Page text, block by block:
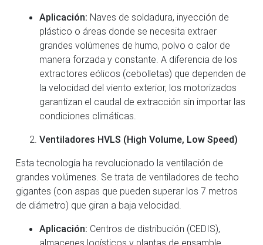
Aplicación: Naves de soldadura, inyección de
plástico o áreas donde se necesita extraer
grandes volúmenes de humo, polvo o calor de
manera forzada y constante. A diferencia de los
extractores eólicos (cebolletas) que dependen de
la velocidad del viento exterior, los motorizados
garantizan el caudal de extracción sin importar las
condiciones climáticas.
Ventiladores HVLS (High Volume, Low Speed)
Esta tecnología ha revolucionado la ventilación de
grandes volúmenes. Se trata de ventiladores de techo
gigantes (con aspas que pueden superar los 7 metros
de diámetro) que giran a baja velocidad.
Aplicación: Centros de distribución (CEDIS),
almacenes logísticos y plantas de ensamble.